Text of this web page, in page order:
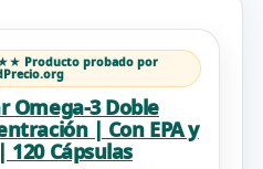
Producto probado por
Omega-3 Doble
| Con EPA y
120 Cápsulas